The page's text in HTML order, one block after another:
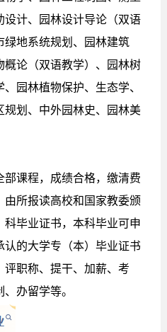
设计、园林设计导论（双语
绿地系统规划、园林建筑
概论（双语教学）、园林树
园林植物保护、生态学、
规划、中外园林史、园林美
部课程，成绩合格，缴清费
所报读高校和国家教委颁
毕业证书，本科毕业可申
的大学专（本）毕业证书
职称、提干、加薪、考
办留学等。